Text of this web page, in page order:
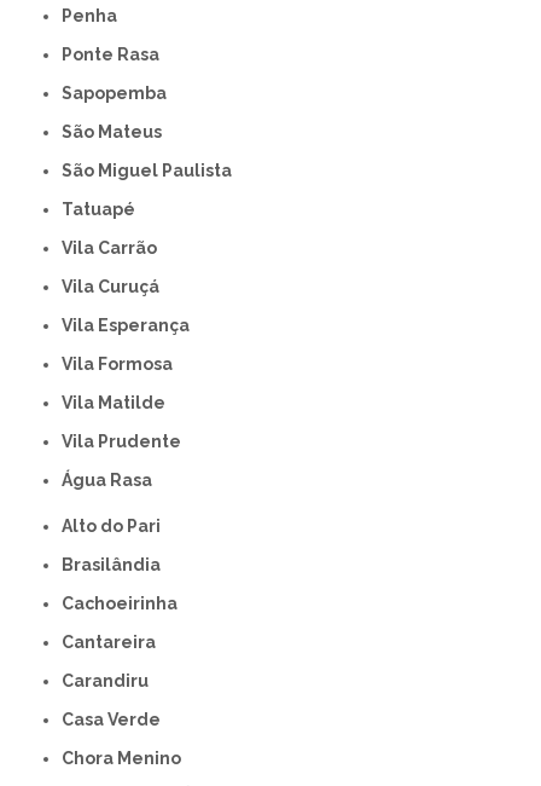
Penha
Ponte Rasa
Sapopemba
São Mateus
São Miguel Paulista
Tatuapé
Vila Carrão
Vila Curuçá
Vila Esperança
Vila Formosa
Vila Matilde
Vila Prudente
Água Rasa
Alto do Pari
Brasilândia
Cachoeirinha
Cantareira
Carandiru
Casa Verde
Chora Menino